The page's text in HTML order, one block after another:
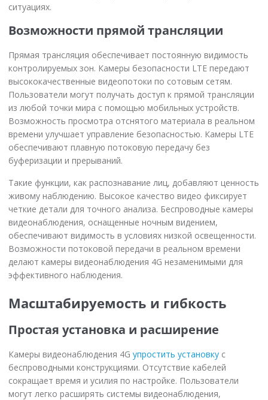
ситуациях.
Возможности прямой трансляции
Прямая трансляция обеспечивает постоянную видимость
контролируемых зон. Камеры безопасности LTE передают
высококачественные видеопотоки по сотовым сетям.
Пользователи могут получать доступ к прямой трансляции
из любой точки мира с помощью мобильных устройств.
Возможность просмотра отснятого материала в реальном
времени улучшает управление безопасностью. Камеры LTE
обеспечивают плавную потоковую передачу без
буферизации и прерываний.
Такие функции, как распознавание лиц, добавляют ценность
живому наблюдению. Высокое качество видео фиксирует
четкие детали для точного анализа. Беспроводные камеры
видеонаблюдения, оснащенные ночным видением,
обеспечивают видимость в условиях низкой освещенности.
Возможности потоковой передачи в реальном времени
делают камеры видеонаблюдения 4G незаменимыми для
эффективного наблюдения.
Масштабируемость и гибкость
Простая установка и расширение
Камеры видеонаблюдения 4G упростить установку с
беспроводными конструкциями. Отсутствие кабелей
сокращает время и усилия по настройке. Пользователи
могут легко расширять системы видеонаблюдения,